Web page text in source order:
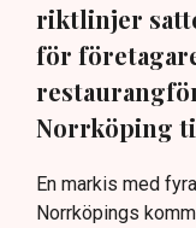
riktlinjer
för
Norrköping
En markis med
Norrköpings